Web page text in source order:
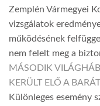
Zemplén Vármegyei
vizsgálatok
működésének
nem felelt meg a
MÁSODIK
KERÜLT ELŐ A
Különleges esemény